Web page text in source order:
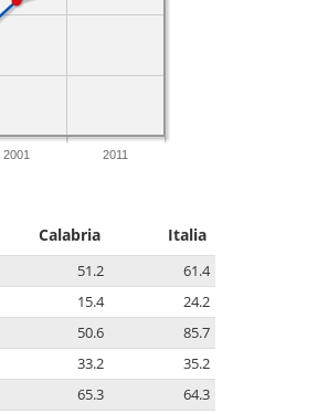
2001 2011
Calabria Italia
51.2
61.4
15.4
24.2
50.6
85.7
33.2
35.2
65.3
64.3